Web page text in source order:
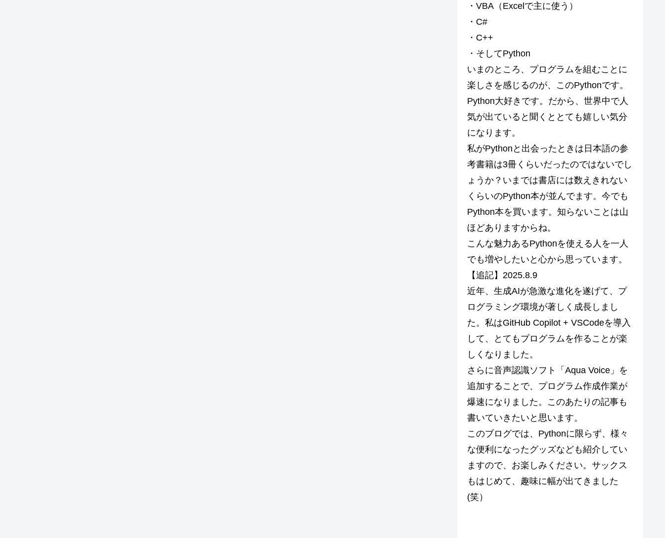
・VBA（Excelで主に使う）
・C#
・C++
・そしてPython
いまのところ、プログラムを組むことに
楽しさを感じるのが、このPythonです。
Python大好きです。だから、世界中で人
気が出ていると聞くととても嬉しい気分
になります。
私がPythonと出会ったときは日本語の参
考書籍は3冊くらいだったのではないでし
ょうか？いまでは書店には数えきれない
くらいのPython本が並んでます。今でも
Python本を買います。知らないことは山
ほどありますからね。
こんな魅力あるPythonを使える人を一人
でも増やしたいと心から思っています。
【追記】2025.8.9
近年、生成AIが急激な進化を遂げて、プ
ログラミング環境が著しく成長しまし
た。私はGitHub Copilot + VSCodeを導入
して、とてもプログラムを作ることが楽
しくなりました。
さらに音声認識ソフト「Aqua Voice」を
追加することで、プログラム作成作業が
爆速になりました。このあたりの記事も
書いていきたいと思います。
このブログでは、Pythonに限らず、様々
な便利になったグッズなども紹介してい
ますので、お楽しみください。サックス
もはじめて、趣味に幅が出てきました
(笑）